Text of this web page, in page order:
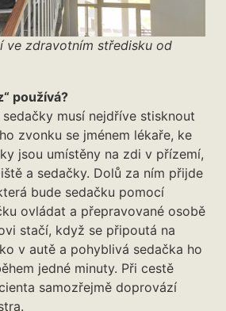
ve zdravotním středisku od
používá?
musí nejdříve stisknout
zvonku se jménem lékaře, ke
jsou umístěny na zdi v přízemí,
a sedačky. Dolů za ním přijde
bude sedačku pomocí
ovládat a přepravované osobě
stačí, když se připoutá na
v autě a pohyblivá sedačka ho
jedné minuty. Při cestě
samozřejmě doprovází